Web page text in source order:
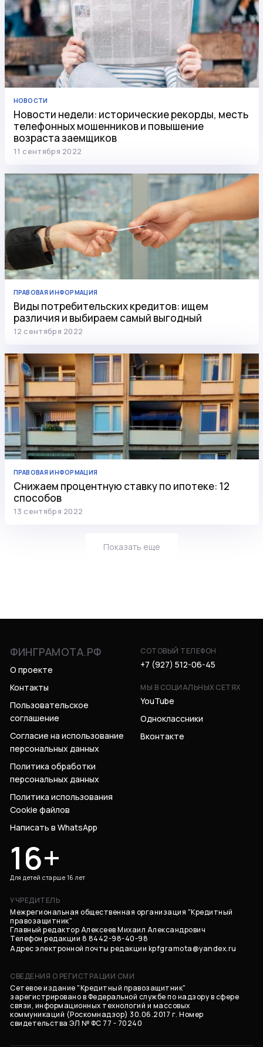
НОВОСТИ
Новости недели: исторические рекорды, месть
телефонных мошенников и повышение
возраста заемщиков
11 сентября 2022
ПРАВОВАЯ ИНФОРМАЦИЯ
Виды потребительских кредитов: ищем
различия и выбираем самый выгодный
12 сентября 2022
ПРАВОВАЯ ИНФОРМАЦИЯ
Снижаем процентную ставку по ипотеке: 12
способов
13 сентября 2022
Показать еще
ФИНГРАМОТА.РФ
О проекте
Контакты
Пользовательское
соглашение
Согласие на использование
персональных данных
Политика обработки
персональных данных
Политика использования
Cookie файлов
Написать в WhatsApp
16+
Для детей старше 16 лет
СОТОВЫЙ ТЕЛЕФОН
+7 (927) 512-06-45
МЫ В СОЦИАЛЬНЫХ СЕТЯХ
YouTube
Одноклассники
Вконтакте
УЧРЕДИТЕЛЬ
Межрегиональная общественная организация "Кредитный
правозащитник"
Главный редактор Алексеев Михаил Александрович
Телефон редакции 8 8442-98-40-98
Адрес электронной почты редакции kpfgramota@yandex.ru
СВЕДЕНИЯ О РЕГИСТРАЦИИ СМИ
Сетевое издание "Кредитный правозащитник"
зарегистрировано в Федеральной службе по надзору в сфере
связи, информационных технологий и массовых
коммуникаций (Роскомнадзор) 30.06.2017 г. Номер
свидетельства ЭЛ № ФС 77 - 70240